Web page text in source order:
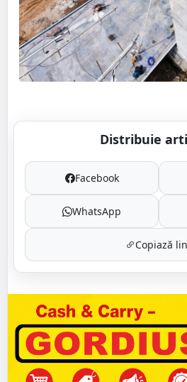
Distribuie
Facebook
WhatsApp
Copiază